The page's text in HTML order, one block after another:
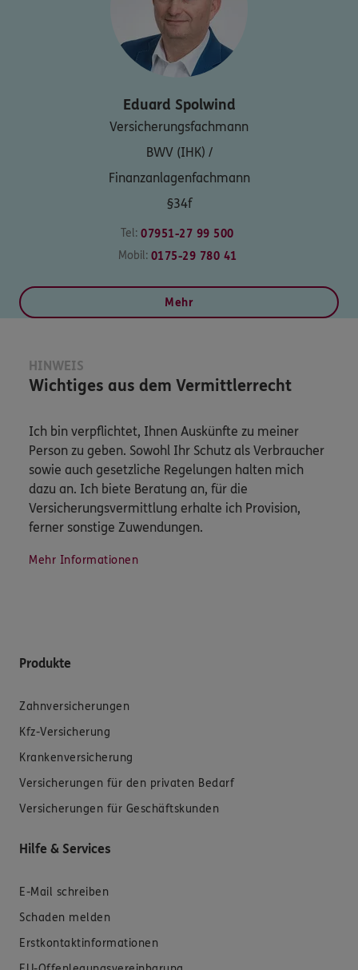
Eduard Spolwind
Versicherungsfachmann
BWV (IHK) /
Finanzanlagenfachmann
§34f
Tel: 07951-27 99 500
Mobil: 0175-29 780 41
Mehr
HINWEIS
Wichtiges aus dem Vermittlerrecht
Ich bin verpflichtet, Ihnen Auskünfte zu meiner
Person zu geben. Sowohl Ihr Schutz als Verbraucher
sowie auch gesetzliche Regelungen halten mich
dazu an. Ich biete Beratung an, für die
Versicherungsvermittlung erhalte ich Provision,
ferner sonstige Zuwendungen.
Mehr Informationen
Produkte
Zahnversicherungen
Kfz-Versicherung
Krankenversicherung
Versicherungen für den privaten Bedarf
Versicherungen für Geschäftskunden
Hilfe & Services
E-Mail schreiben
Schaden melden
Erstkontaktinformationen